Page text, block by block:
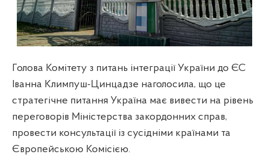
Голова Комітету з питань інтеграції України до ЄС
Іванна Климпуш-Цинцадзе наголосила, що це
стратегічне питання Україна має вивести на рівень
переговорів Міністерства закордонних справ,
провести консультації із сусідніми країнами та
Європейською Комісією.